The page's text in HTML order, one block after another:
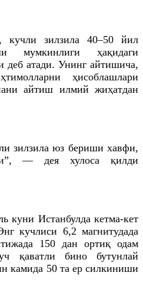
кучли зилзила 40–50 йил
мумкинлиги ҳақидаги
деб атади. Унинг айтишича,
ҳисоблашлари
айтиш илмий жиҳатдан
зилзила юз бериши хавфи,
— дея хулоса қилди
куни Истанбулда кетма-кет
кучлиси 6,2 магнитудада
150 дан ортиқ одам
қаватли бино бутунлай
камида 50 та ер силкиниши